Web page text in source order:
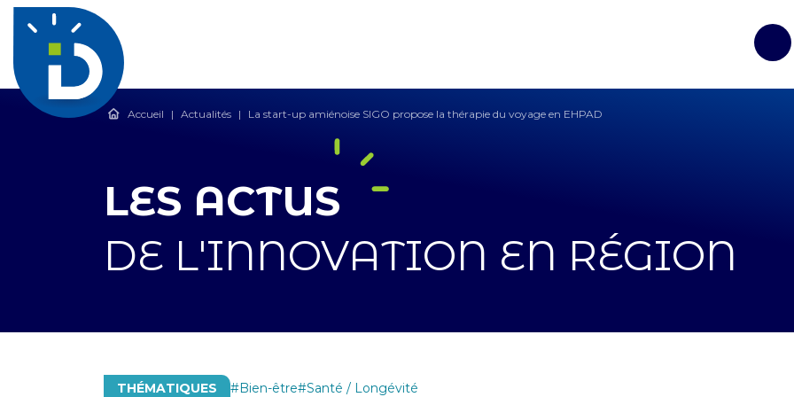
Accueil | Actualités | La start-up amiénoise SIGO propose la thérapie du voyage en EHPAD
LES ACTUS
DE L'INNOVATION EN RÉGION
THÉMATIQUES Bien-être Santé / Longévité